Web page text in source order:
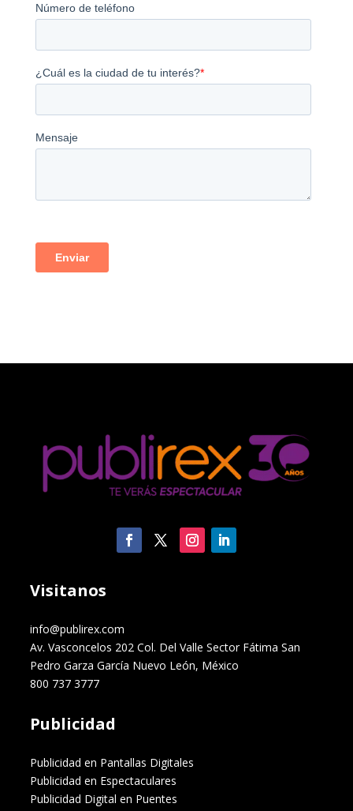
Visitanos
info@publirex.com
Av. Vasconcelos 202 Col. Del Valle Sector Fátima San
Pedro Garza García Nuevo León, México
800 737 3777
Publicidad
Publicidad en Pantallas Digitales
Publicidad en Espectaculares
Publicidad Digital en Puentes